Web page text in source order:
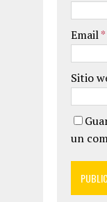
Email*
Sitio
un